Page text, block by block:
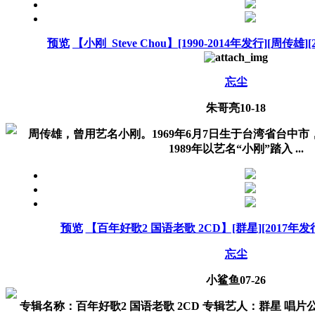
预览 【小刚_Steve Chou】[1990-2014年发行][周传雄
忘尘
朱哥亮10-18
周传雄，曾用艺名小刚。1969年6月7日生于台湾省台中
1989年以艺名“小刚”踏入 ...
预览 【百年好歌2 国语老歌 2CD】[群星][2017年
忘尘
小鲨鱼07-26
专辑名称：百年好歌2 国语老歌 2CD 专辑艺人：群星 唱片